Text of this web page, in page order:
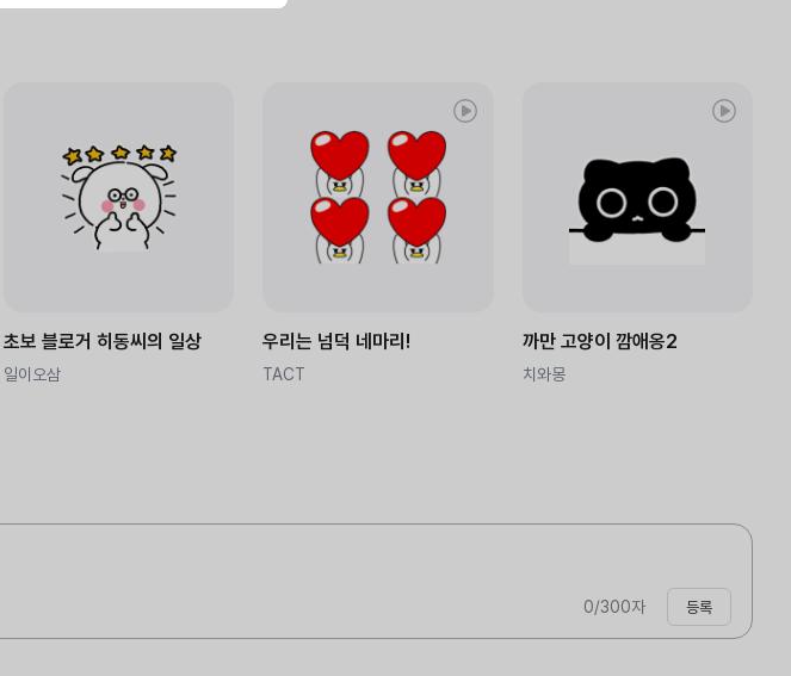
초보 블로거 히동씨의 일상
일이오삼
우리는 넘덕 네마리!
TACT
까만 고양이 깜애옹2
치와몽
0/300자 등록